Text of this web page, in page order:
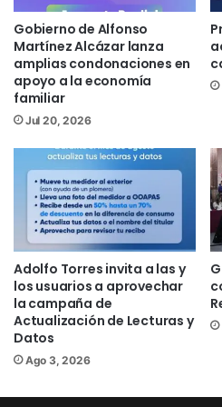
Alfonso Martínez
de la Secretaría de
Coordinación
Civil y Bomberos de
Morelia y Ooapas
puntos del municipio,
efectuaron labores
caídos, apoyo a la
monitoreo de cauces
reportes ciudadanos,
oportuna a cada uno
registrados.
Como parte de las
Gobierno de Alfonso
Martínez Alcázar lanza
amplias condonaciones en
apoyo a la economía
familiar
Jul 20, 2026
Adolfo Torres invita a las y
los usuarios a aprovechar
la campaña de
Actualización de Lecturas y
Datos
Ago 3, 2026